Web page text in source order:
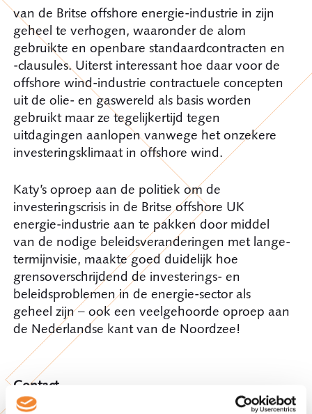
van de Britse offshore energie-industrie in zijn
geheel te verhogen, waaronder de alom
gebruikte en openbare standaardcontracten en
-clausules. Uiterst interessant hoe daar voor de
offshore wind-industrie contractuele concepten
uit de olie- en gaswereld als basis worden
gebruikt maar ze tegelijkertijd tegen
uitdagingen aanlopen vanwege het onzekere
investeringsklimaat in offshore wind.
Katy’s oproep aan de politiek om de
investeringscrisis in de Britse offshore UK
energie-industrie aan te pakken door middel
van de nodige beleidsveranderingen met lange-
termijnvisie, maakte goed duidelijk hoe
grensoverschrijdend de investerings- en
beleidsproblemen in de energie-sector als
geheel zijn – ook een veelgehoorde oproep aan
de Nederlandse kant van de Noordzee!
Contact